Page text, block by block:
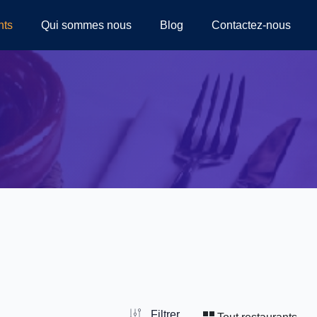
Qui sommes nous Blog Contactez-nous
Filtrer